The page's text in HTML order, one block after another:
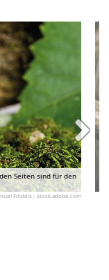
Seiten sind für den
Findeis - stock.adobe.com